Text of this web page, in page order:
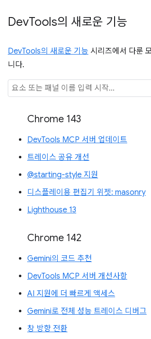
DevTools의 새로운 기능
DevTools의 새로운 기능 시리즈에서 다룬
니다.
Chrome 143
DevTools MCP 서버 업데이트
트레이스 공유 개선
@starting-style 지원
디스플레이용 편집기 위젯: masonry
Lighthouse 13
Chrome 142
Gemini의 코드 추천
DevTools MCP 서버 개선사항
AI 지원에 더 빠르게 액세스
Gemini로 전체 성능 트레이스 디버그
창 방향 전환